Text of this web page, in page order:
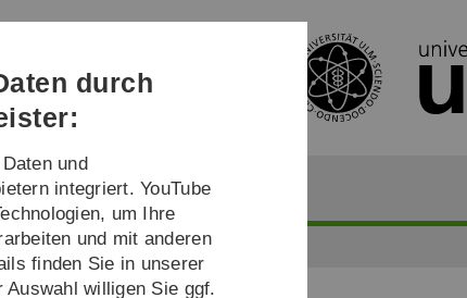
Direkt
Direkt
Direkt
(Sprache,
Drucken,
Social
Direkt
Direkt
durch
und
integriert. YouTube
um Ihre
und mit anderen
finden Sie in unserer
willigen Sie ggf.